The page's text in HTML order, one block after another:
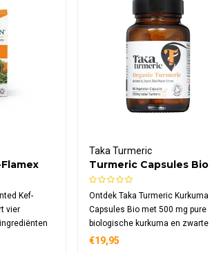
Kef-
vier
Taka Turmeric
Turmeric Capsules Bio
Ontdek Taka Turmeric Kurkuma
Capsules Bio met 500 mg pure
biologische kurkuma en zwarte
peperextract per capsule. Deze
€19,95